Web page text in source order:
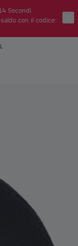
Secondi
con il codice: